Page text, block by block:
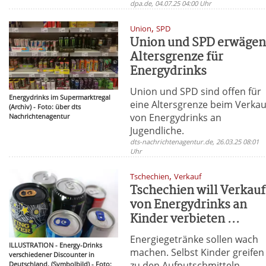
dpa.de, 04.07.25 04:00 Uhr
Energydrinks im Supermarktregal
(Archiv) - Foto: über dts
Nachrichtenagentur
Union,SPD
Union und SPD erwägen
Altersgrenze für
Energydrinks
Union und SPD sind offen für
eine Altersgrenze beim
von Energydrinks an
Jugendliche.
dts-nachrichtenagentur.de, 26.03.25 08:01
Uhr
ILLUSTRATION - Energy-Drinks
verschiedener Discounter in
Deutschland. (Symbolbild) - Foto:
Tschechien,Verkauf
Tschechien will Verkauf
von Energydrinks an
Kinder verbieten ...
Energiegetränke sollen wach
machen. Selbst Kinder greifen